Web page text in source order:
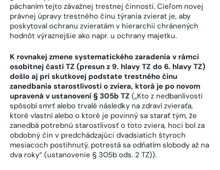
páchaním tejto závažnej trestnej činnosti. Cieľom novej
právnej úpravy trestného činu týrania zvierat je, aby
poskytoval ochranu zvieratám v hierarchii chránených
hodnôt výraznejšie ako napr. u ochrany majetku.
K rovnakej zmene systematického zaradenia v rámci
osobitnej časti TZ (presun z 9. hlavy TZ do 6. hlavy TZ)
došlo aj pri skutkovej podstate trestného činu
zanedbania starostlivosti o zviera, ktorá je po novom
upravená v ustanovení § 305b TZ („Kto z nedbanlivosti
spôsobí smrť alebo trvalé následky na zdraví zvieraťa,
ktoré vlastní alebo o ktoré je povinný sa starať tým, že
zanedbá potrebnú starostlivosť o toto zviera, hoci bol za
obdobný čin v predchádzajúci dvadsiatich štyroch
mesiacoch postihnutý, potrestá sa odňatím slobody až na
dva roky“ (ustanovenie § 305b ods. 2 TZ)).